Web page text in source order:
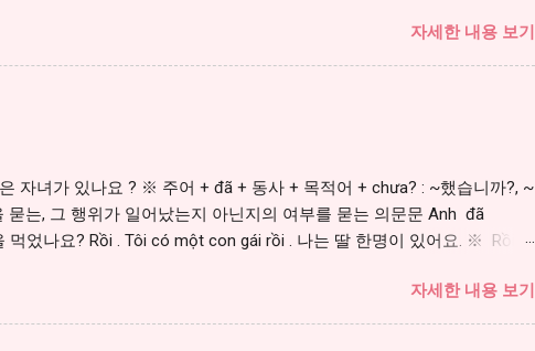
자세한 내용 보기
자녀가 있나요 ? ※ 주어 + đã + 동사 + 목적어 + chưa? : ~했습니까?, ~
묻는, 그 행위가 일어났는지 아닌지의 여부를 묻는 의문문 Anh đã
었나요? Rồi . Tôi có một con gái rồi . 나는 딸 한명이 있어요. ※ Rồi ,
IqeJloivYIo?t=12m35s [단어] có 있다, 가지고 있다 trai 남자 gái 여자
gái 딸 bạn 친구 bạn trai 남자친구 bạn gái 여자친구 em (손 아랫 사
자세한 내용 보기